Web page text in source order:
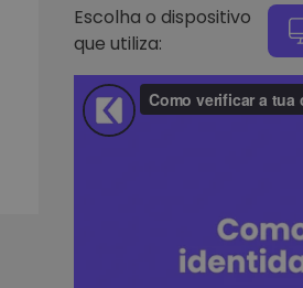
Investimentos regulares
Escolha o dispositivo
que utiliza: